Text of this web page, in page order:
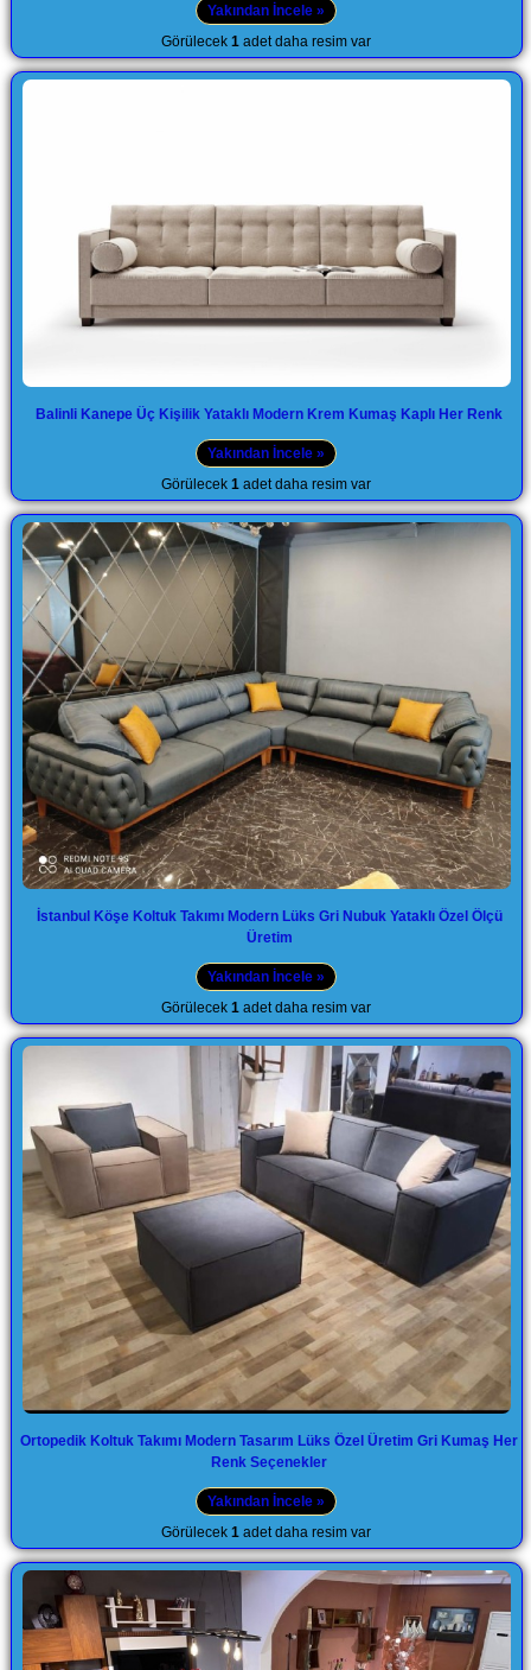
Yakından İncele »
Görülecek1 adet daha resim var
Balinli Kanepe Üç Kişilik Yataklı Modern Krem Kumaş Kaplı Her Renk
Yakından İncele »
Görülecek1 adet daha resim var
İstanbul Köşe Koltuk Takımı Modern Lüks Gri Nubuk Yataklı Özel Ölçü
Üretim
Yakından İncele »
Görülecek1 adet daha resim var
Ortopedik Koltuk Takımı Modern Tasarım Lüks Özel Üretim Gri Kumaş Her
Renk Seçenekler
Yakından İncele »
Görülecek1 adet daha resim var